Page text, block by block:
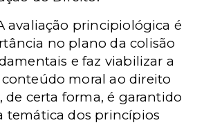
avaliação principiológica é
no plano da colisão
e faz viabilizar a
moral ao direito
de certa forma, é garantido
temática dos princípios